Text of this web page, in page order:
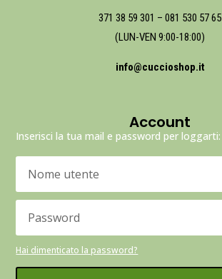
371 38 59 301 – 081 530 57 65
(LUN-VEN 9:00-18:00)
info@cuccioshop.it
Account
Inserisci la tua mail e password per loggarti:
Hai dimenticato la password?